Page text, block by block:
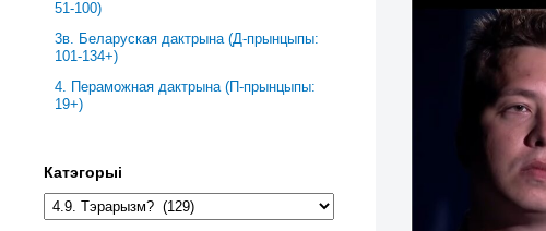
51-100)
3в. Беларуская дактрына (Д-прынцыпы:
101-134+)
4. Пераможная дактрына (П-прынцыпы:
19+)
Катэгорыі